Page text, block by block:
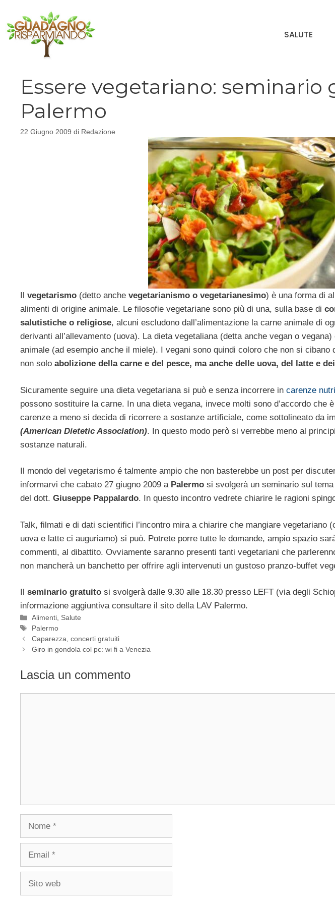
contenuto
SALUTE
Essere vegetariano: seminario
Palermo
22 Giugno 2009 di Redazione
vegetarismo (detto anche vegetarianismo o vegetarianesimo) è una forma di
alimenti di origine animale. Le filosofie vegetariane sono più di una, sulla base di
salutistiche o religiose, alcuni escludono dall’alimentazione la carne animale di
derivanti all’allevamento (uova). La dieta vegetaliana (detta anche vegan o
animale (ad esempio anche il miele). I vegani sono quindi coloro che non si cibano
non solo abolizione della carne e del pesce, ma anche delle uova, del latte e
Sicuramente seguire una dieta vegetariana si può e senza incorrere in carenze
possono sostituire la carne. In una dieta vegana, invece molti sono d’accordo che
carenze a meno si decida di ricorrere a sostanze artificiale, come sottolineato da
(American Dietetic Association). In questo modo però si verrebbe meno al
sostanze naturali.
Il mondo del vegetarismo é talmente ampio che non basterebbe un post per
informarvi che cabato 27 giugno 2009 a Palermo si svolgerà un seminario sul
del dott. Giuseppe Pappalardo. In questo incontro vedrete chiarire le ragioni
Talk, filmati e di dati scientifici l’incontro mira a chiarire che mangiare vegetariano
uova e latte ci auguriamo) si può. Potrete porre tutte le domande, ampio spazio
commenti, al dibattito. Ovviamente saranno presenti tanti vegetariani che
non mancherà un banchetto per offrire agli intervenuti un gustoso pranzo-buffet
seminario gratuito si svolgerà dalle 9.30 alle 18.30 presso LEFT (via degli
informazione aggiuntiva consultare il sito della LAV Palermo.
Categorie
Alimenti, Salute
Tag
Palermo
Caparezza, concerti gratuiti
Giro in gondola col pc: wi fi a Venezia
Lascia un commento